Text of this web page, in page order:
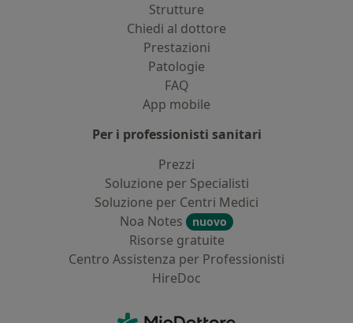
Strutture
Chiedi al dottore
Prestazioni
Patologie
FAQ
App mobile
Per i professionisti sanitari
Prezzi
Soluzione per Specialisti
Soluzione per Centri Medici
Noa Notes
nuovo
Risorse gratuite
Centro Assistenza per Professionisti
HireDoc
MioDottore - Homepage